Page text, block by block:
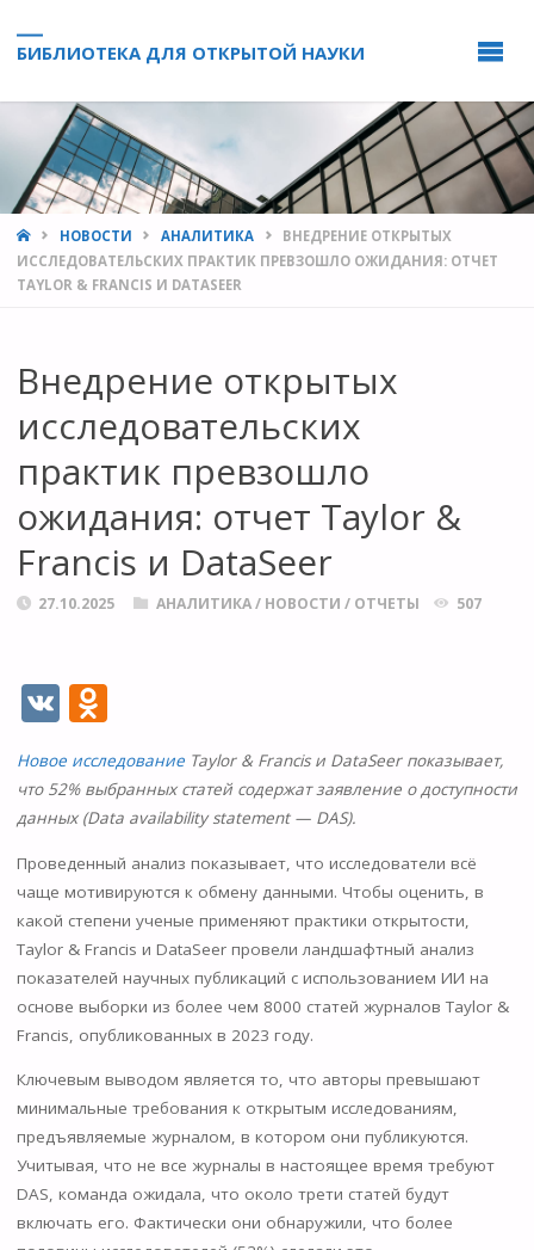
БИБЛИОТЕКА ДЛЯ ОТКРЫТОЙ НАУКИ
HOMEНОВОСТИ АНАЛИТИКА
ВНЕДРЕНИЕ ОТКРЫТЫХ
ИССЛЕДОВАТЕЛЬСКИХ ПРАКТИК ПРЕВЗОШЛО ОЖИДАНИЯ: ОТЧЕТ
TAYLOR & FRANCIS И DATASEER
Внедрение открытых
исследовательских
практик превзошло
ожидания: отчет Taylor &
Francis и DataSeer
27.10.2025 АНАЛИТИКА/ НОВОСТИ / ОТЧЕТЫ 507
V O
n
o
kl
as
s
ni
ki
Новое исследованиеTaylor & Francis и DataSeer показывает,
что 52% выбранных статей содержат заявление о доступности
данных (Data availability statement — DAS).
Проведенный анализ показывает, что исследователи всё
чаще мотивируются к обмену данными. Чтобы оценить, в
какой степени ученые применяют практики открытости,
Taylor & Francis и DataSeer провели ландшафтный анализ
показателей научных публикаций с использованием ИИ на
основе выборки из более чем 8000 статей журналов Taylor &
Francis, опубликованных в 2023 году.
Ключевым выводом является то, что авторы превышают
минимальные требования к открытым исследованиям,
предъявляемые журналом, в котором они публикуются.
Учитывая, что не все журналы в настоящее время требуют
DAS, команда ожидала, что около трети статей будут
включать его. Фактически они обнаружили, что более